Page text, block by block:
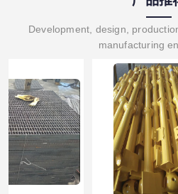
Development, design,
manufacturing